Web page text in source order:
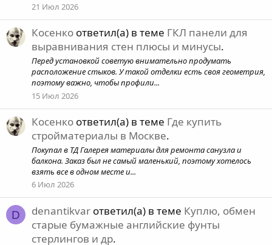
21 Июл 2026
Косенко ответил(а) в теме ГКЛ панели для
выравнивания стен плюсы и минусы.
Перед установкой советую внимательно продумать
расположение стыков. У такой отделки есть своя геометрия,
поэтому важно, чтобы профили...
15 Июл 2026
Косенко ответил(а) в теме Где купить
стройматериалы в Москве.
Покупал в ТД Галерея материалы для ремонта санузла и
балкона. Заказ был не самый маленький, поэтому хотелось
взять все в одном месте и...
6 Июл 2026
D denantikvar ответил(а) в теме Куплю, обмен
старые бумажные английские фунты
стерлингов и др.